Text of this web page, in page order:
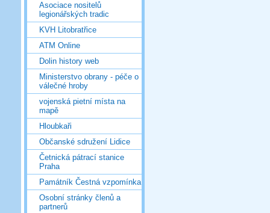
Asociace nositelů
legionářských tradic
KVH Litobratřice
ATM Online
Dolin history web
Ministerstvo obrany - péče o
válečné hroby
vojenská pietní místa na
mapě
Hloubkaři
Občanské sdružení Lidice
Četnická pátrací stanice
Praha
Památník Čestná vzpomínka
Osobní stránky členů a
partnerů